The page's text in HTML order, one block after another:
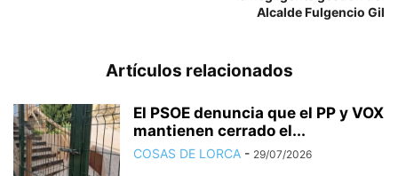
Alcalde Fulgencio Gil
Artículos relacionados
El PSOE denuncia que el PP y VOX
mantienen cerrado el...
COSAS DE LORCA - 29/07/2026